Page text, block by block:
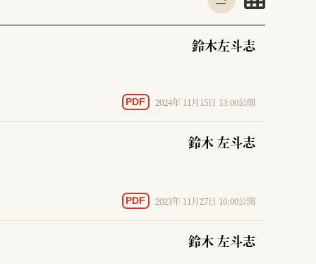
鈴木左斗志
PDF 2024年 11月15日 13:00公開
鈴木 左斗志
PDF 2023年 11月27日 10:00公開
鈴木 左斗志